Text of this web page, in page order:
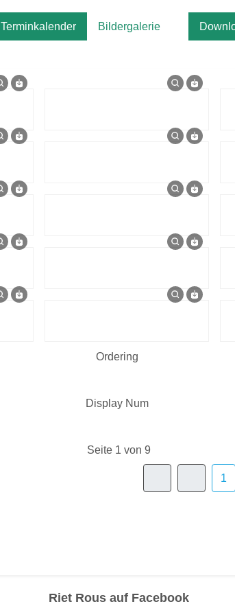
Terminkalender Bildergalerie
Ordering
Display Num
Seite 1 von 9
1
Riet Rous auf Facebook